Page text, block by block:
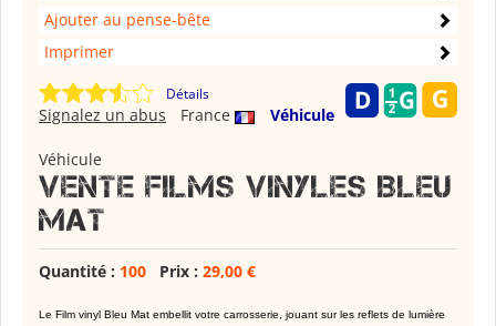
Ajouter au pense-bête
Imprimer
Détails
France Véhicule
Signalez un abus
Véhicule
Vente films vinyles BLEU
MAT
Quantité : 100 Prix : 29,00 €
Le Film vinyl Bleu Mat embellit votre carrosserie, jouant sur les reflets de lumière